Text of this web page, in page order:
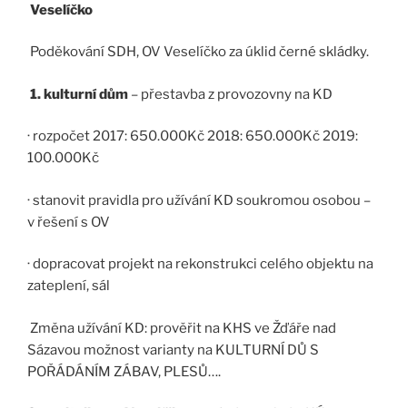
Veselíčko
Poděkování SDH, OV Veselíčko za úklid černé skládky.
1. kulturní dům – přestavba z provozovny na KD
· rozpočet 2017: 650.000Kč 2018: 650.000Kč 2019:
100.000Kč
· stanovit pravidla pro užívání KD soukromou osobou –
v řešení s OV
· dopracovat projekt na rekonstrukci celého objektu na
zateplení, sál
Změna užívání KD: prověřit na KHS ve Žďáře nad
Sázavou možnost varianty na KULTURNÍ DŮ S
POŘÁDÁNÍM ZÁBAV, PLESŮ….